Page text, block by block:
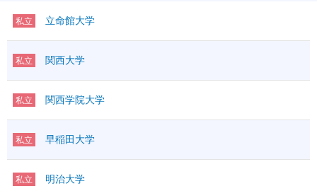
私立 立命館大学
私立 関西大学
私立 関西学院大学
私立 早稲田大学
私立 明治大学